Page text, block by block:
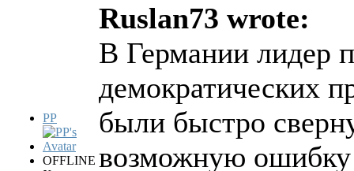
PP
OFFLINE
Ruslan73 wrote:
В Германии лидер
демократических
были быстро
возможную ошибку